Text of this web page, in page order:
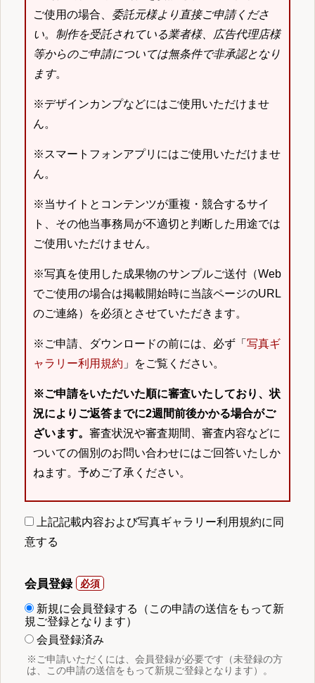
ご使用の場合、 委託元様より直接ご申請くださ
い。 制作を受託されている業者様、広告代理店様
等からのご申請については無条件で非承認となり
ます。
※デザインカンプなどにはご使用いただけませ
ん。
※スマートフォンアプリにはご使用いただけませ
ん。
※当サイトとコンテンツが重複・競合するサイ
ト、その他当事務局が不適切と判断した用途では
ご使用いただけません。
※写真を使用した成果物のサンプルご送付（Web
でご使用の場合は掲載開始時に当該ページのURL
のご連絡）を必須とさせていただきます。
※ご申請、ダウンロードの前には、必ず「 写真ギ
ャラリー利用規約 」をご覧ください。
※ご申請をいただいた順に審査いたしており、状
況によりご返答までに2週間前後かかる場合がご
ざいます。 審査状況や審査期間、審査内容などに
ついての個別のお問い合わせにはご回答いたしか
ねます。予めご了承ください。
上記記載内容および写真ギャラリー利用規約に同
意する
会員登録
新規に会員登録する（この申請の送信をもって新
規ご登録となります）
会員登録済み
※ご申請いただくには、会員登録が必要です（未登録の方
は、この申請の送信をもって新規ご登録となります）。